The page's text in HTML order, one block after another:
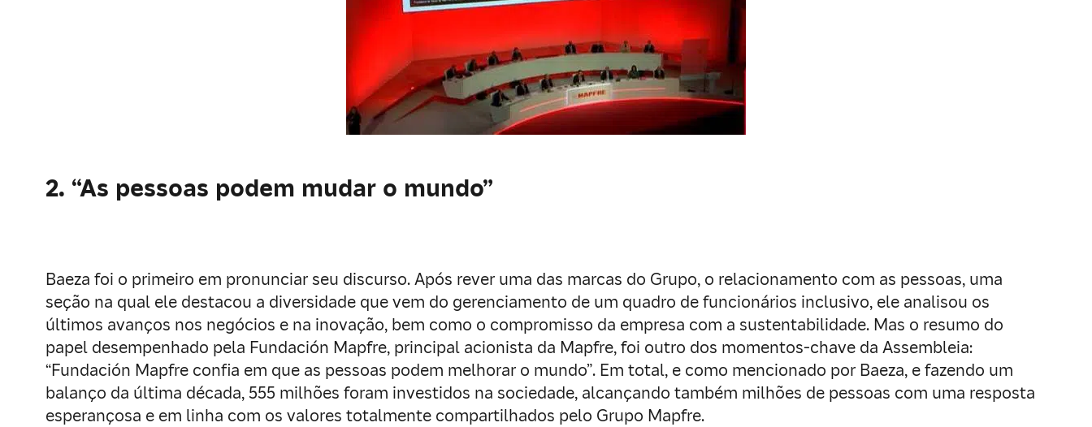
2. “As pessoas podem mudar o mundo”
Baeza foi o primeiro em pronunciar seu discurso. Após rever uma das marcas do Grupo, o relacionamento com as pessoas, uma
seção na qual ele destacou a diversidade que vem do gerenciamento de um quadro de funcionários inclusivo, ele analisou os
últimos avanços nos negócios e na inovação, bem como o compromisso da empresa com a sustentabilidade. Mas o resumo do
papel desempenhado pela Fundación Mapfre, principal acionista da Mapfre, foi outro dos momentos-chave da Assembleia:
“Fundación Mapfre confia em que as pessoas podem melhorar o mundo”. Em total, e como mencionado por Baeza, e fazendo um
balanço da última década, 555 milhões foram investidos na sociedade, alcançando também milhões de pessoas com uma resposta
esperançosa e em linha com os valores totalmente compartilhados pelo Grupo Mapfre.